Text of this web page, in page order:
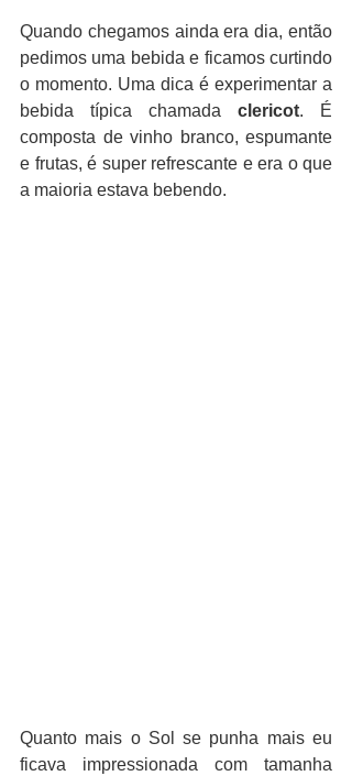
Quando chegamos ainda era dia, então
pedimos uma bebida e ficamos curtindo
o momento. Uma dica é experimentar a
bebida típica chamada clericot. É
composta de vinho branco, espumante
e frutas, é super refrescante e era o que
a maioria estava bebendo.
Quanto mais o Sol se punha mais eu
ficava impressionada com tamanha